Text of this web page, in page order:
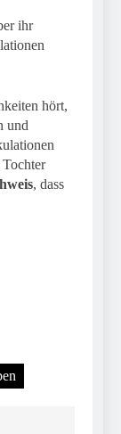
ihr
hört,
und
, dass